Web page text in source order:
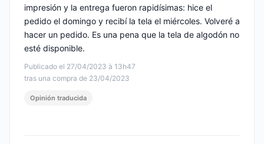
Publicado el 27/04/2023 à 13h47
tras una compra de 23/04/2023
impresión y la entrega fueron rapidísimas: hice el
pedido el domingo y recibí la tela el miércoles. Volveré a
hacer un pedido. Es una pena que la tela de algodón no
esté disponible.
Opinión traducida